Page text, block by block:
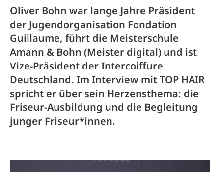
Oliver Bohn war lange Jahre Präsident
der Jugendorganisation Fondation
Guillaume, führt die Meisterschule
Amann & Bohn (Meister digital) und ist
Vize-Präsident der Intercoiffure
Deutschland. Im Interview mit TOP HAIR
spricht er über sein Herzensthema: die
Friseur-Ausbildung und die Begleitung
junger Friseur*innen.